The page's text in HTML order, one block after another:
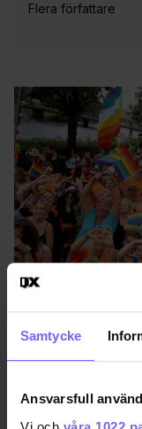
Samtycke
Ansvarsfull
Flera författare